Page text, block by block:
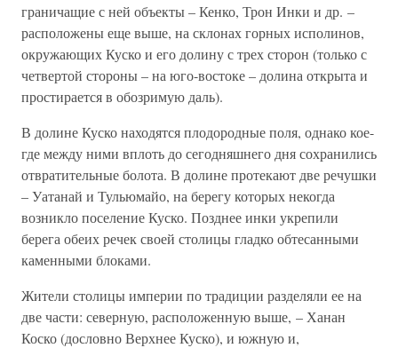
граничащие с ней объекты – Кенко, Трон Инки и др. –
расположены еще выше, на склонах горных исполинов,
окружающих Куско и его долину с трех сторон (только с
четвертой стороны – на юго-востоке – долина открыта и
простирается в обозримую даль).
В долине Куско находятся плодородные поля, однако кое-
где между ними вплоть до сегодняшнего дня сохранились
отвратительные болота. В долине протекают две речушки
– Уатанай и Тульюмайо, на берегу которых некогда
возникло поселение Куско. Позднее инки укрепили
берега обеих речек своей столицы гладко обтесанными
каменными блоками.
Жители столицы империи по традиции разделяли ее на
две части: северную, расположенную выше, – Ханан
Коско (дословно Верхнее Куско), и южную и,